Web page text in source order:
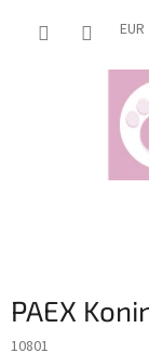
EUR
PAEX
10801